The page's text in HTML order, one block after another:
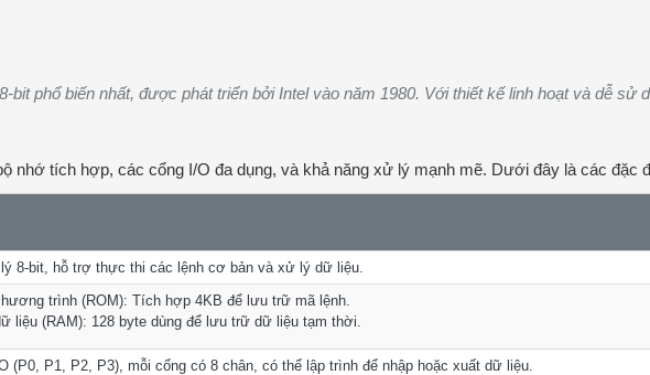
bit phổ biến nhất, được phát triển bởi Intel vào năm 1980. Với thiết kế linh hoạt và dễ
nhớ tích hợp, các cổng I/O đa dụng, và khả năng xử lý mạnh mẽ. Dưới đây là các đặc
8-bit, hỗ trợ thực thi các lệnh cơ bản và xử lý dữ liệu.
trình (ROM): Tích hợp 4KB để lưu trữ mã lệnh.
liệu (RAM): 128 byte dùng để lưu trữ dữ liệu tạm thời.
(P0, P1, P2, P3), mỗi cổng có 8 chân, có thể lập trình để nhập hoặc xuất dữ liệu.